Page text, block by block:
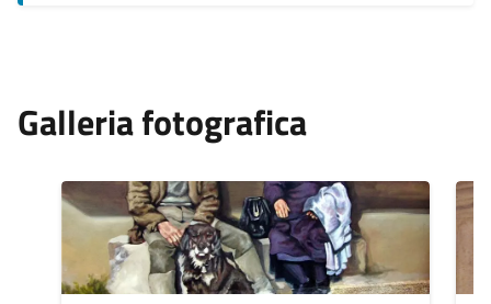
Galleria fotografica